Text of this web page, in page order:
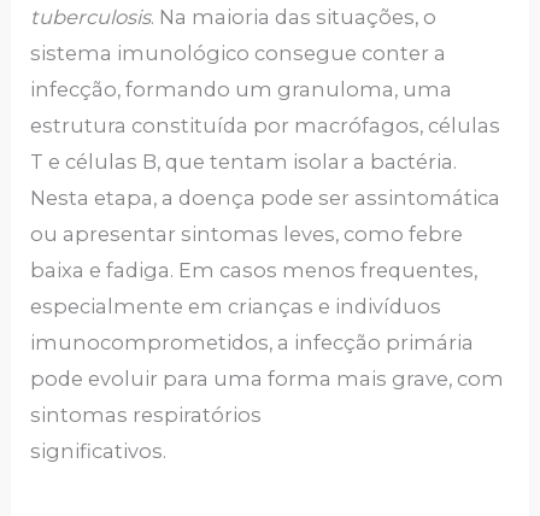
tuberculosis. Na maioria das situações, o
sistema imunológico consegue conter a
infecção, formando um granuloma, uma
estrutura constituída por macrófagos, células
T e células B, que tentam isolar a bactéria.
Nesta etapa, a doença pode ser assintomática
ou apresentar sintomas leves, como febre
baixa e fadiga. Em casos menos frequentes,
especialmente em crianças e indivíduos
imunocomprometidos, a infecção primária
pode evoluir para uma forma mais grave, com
sintomas respiratórios
significativos.